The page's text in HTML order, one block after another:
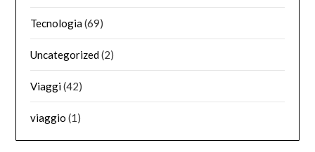
Tecnologia(69)
Uncategorized(2)
Viaggi(42)
viaggio (1)